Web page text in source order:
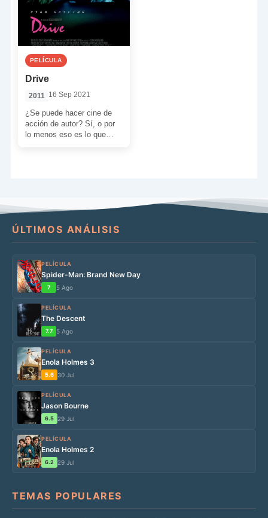
PELÍCULA
Drive
2011 16 Sep 2021
¿Se puede hacer cine de
acción de autor? Sí, o por
lo menos eso es lo que
ÚLTIMOS ANÁLISIS
PELÍCULA
Spider-Man: Brand New Day
7 5 Ago
PELÍCULA
The Descent
7.7 5 Ago
PELÍCULA
Enola Holmes 3
5.6 30 Jul
PELÍCULA
Jason Bourne
6.5 29 Jul
PELÍCULA
Enola Holmes 2
6.2 29 Jul
TEMAS POPULARES